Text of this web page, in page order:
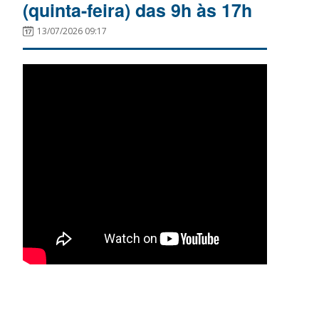
(quinta-feira) das 9h às 17h
13/07/2026 09:17